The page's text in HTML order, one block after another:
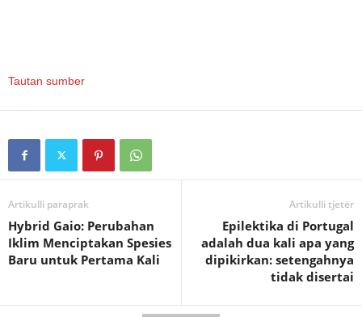
Tautan sumber
Artikulli paraprak
Hybrid Gaio: Perubahan
Iklim Menciptakan Spesies
Baru untuk Pertama Kali
Artikulli tjetër
Epilektika di Portugal
adalah dua kali apa yang
dipikirkan: setengahnya
tidak disertai